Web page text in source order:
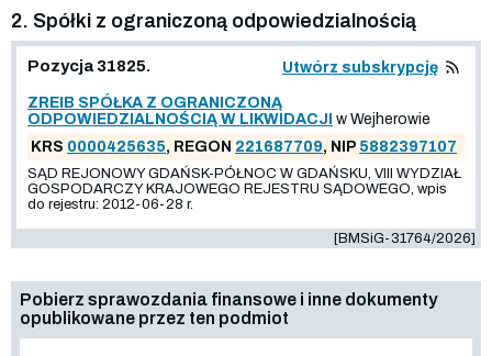
2. Spółki z ograniczoną odpowiedzialnością
Pozycja 31825. Utwórz subskrypcję
ZREIB SPÓŁKA Z OGRANICZONĄ
ODPOWIEDZIALNOŚCIĄ W LIKWIDACJI w Wejherowie
KRS 0000425635, REGON 221687709, NIP 5882397107
SĄD REJONOWY GDAŃSK-PÓŁNOC W GDAŃSKU, VIII WYDZIAŁ
GOSPODARCZY KRAJOWEGO REJESTRU SĄDOWEGO, wpis
do rejestru: 2012-06-28 r.
[BMSiG-31764/2026]
Pobierz sprawozdania finansowe i inne dokumenty
opublikowane przez ten podmiot